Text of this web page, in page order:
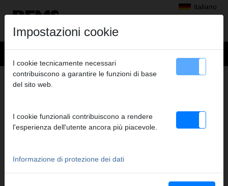
italiano
Prodotti>Pressatura radiale>Pinze a pressare/anelli a pressare REMS
> REMS Pinza pressare US 1 1/4"
(PZ-2B) A1-32KN
Impostazioni cookie
I cookie tecnicamente necessari
contribuiscono a garantire le funzioni di base
del sito web.
I cookie funzionali contribuiscono a rendere
l'esperienza dell'utente ancora più piacevole.
Informazione di protezione dei dati